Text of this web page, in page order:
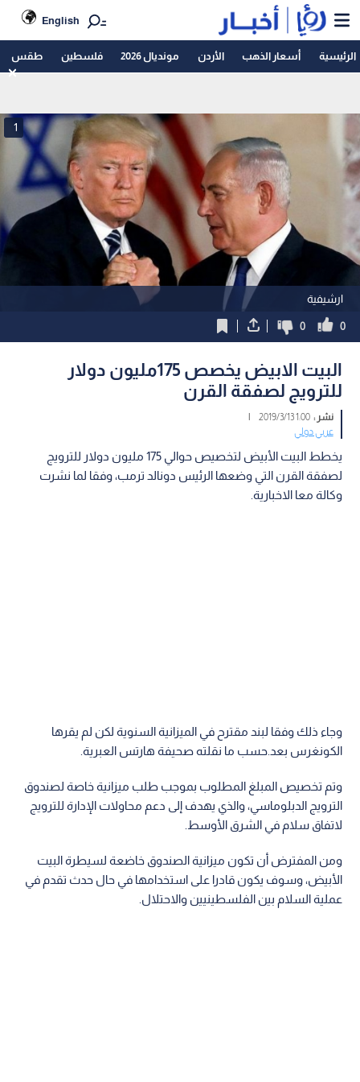
English
الرئيسية أسعار الذهب الأردن مونديال 2026 فلسطين طقس
ارشيفية
1
0
0
البيت الابيض يخصص 175مليون دولار
للترويج لصفقة القرن
نشر :1:00 2019/3/13
|
عربي دولي
يخطط البيت الأبيض لتخصيص حوالي 175 مليون دولار للترويج
لصفقة القرن التي وضعها الرئيس دونالد ترمب، وفقا لما نشرت
وكالة معا الاخبارية.
وجاء ذلك وفقا لبند مقترح في الميزانية السنوية لكن لم يقرها
الكونغرس بعد.حسب ما نقلته صحيفة هارتس العبرية.
وتم تخصيص المبلغ المطلوب بموجب طلب ميزانية خاصة لصندوق
الترويج الدبلوماسي، والذي يهدف إلى دعم محاولات الإدارة للترويج
لاتفاق سلام في الشرق الأوسط.
ومن المفترض أن تكون ميزانية الصندوق خاضعة لسيطرة البيت
الأبيض، وسوف يكون قادرا على استخدامها في حال حدث تقدم في
عملية السلام بين الفلسطينيين والاحتلال.